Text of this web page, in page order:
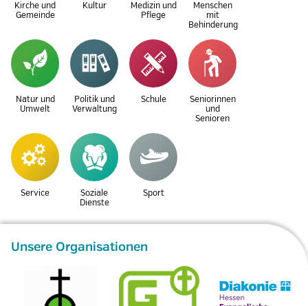
Kirche und
Gemeinde
Kultur
Medizin und
Pflege
Menschen
mit
Behinderung
Natur und
Umwelt
Politik und
Verwaltung
Schule
Seniorinnen
und
Senioren
Service
Soziale
Dienste
Sport
Unsere Organisationen